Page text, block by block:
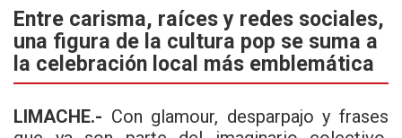
ce
b
o
o
tt
er
at
s
A
p
Entre carisma, raíces y redes sociales,
una figura de la cultura pop se suma a
la celebración local más emblemática
LIMACHE.- Con glamour, desparpajo y frases